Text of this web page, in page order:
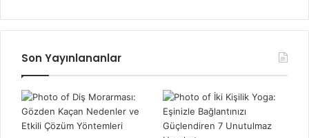
Son Yayınlananlar